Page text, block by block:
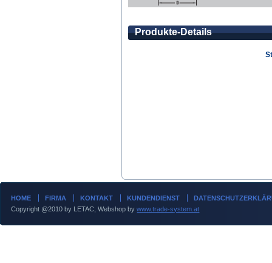
Produkte-Details
HOME FIRMA KONTAKT KUNDENDIENST
Copyright @2010 by LETAC, Webshop bywww.trade-system.at